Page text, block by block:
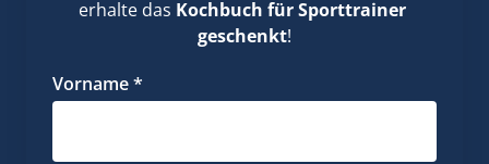
erhalte das Kochbuch für Sporttrainer
geschenkt!
Vorname *